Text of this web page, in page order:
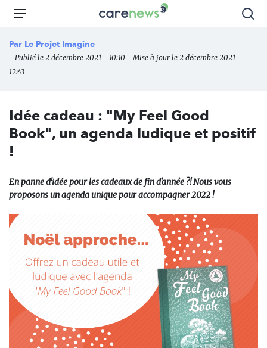
Aller
principal
Carenews,
des
Menu
Par Le Projet Imagine
- Publié le 2 décembre 2021 - 10:10 - Mise à jour le 2 décembre 2021 -
12:43
Idée cadeau : "My Feel Good
Book", un agenda ludique et positif
!
En panne d'idée pour les cadeaux de fin d'année ?! Nous vous
proposons un agenda unique pour accompagner 2022 !